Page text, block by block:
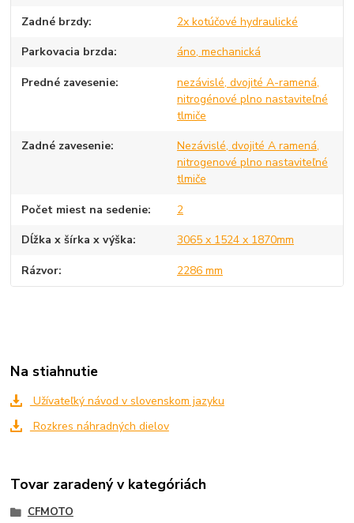
Zadné brzdy 2x kotúčové hydraulické
Parkovacia brzda áno, mechanická
Predné zavesenie
nezávislé, dvojité A-ramená,
nitrogénové plno nastaviteľné
tlmiče
Zadné zavesenie
Nezávislé, dvojité A ramená,
nitrogenové plno nastaviteľné
tlmiče
Počet miest na sedenie 2
Dĺžka x šírka x výška 3065 x 1524 x 1870mm
Rázvor 2286 mm
Na stiahnutie
Užívateľký návod v slovenskom jazyku
Rozkres náhradných dielov
Tovar zaradený v kategóriách
CFMOTO